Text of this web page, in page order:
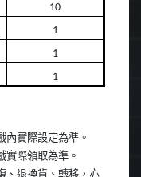
10
1
1
1
實際設定為準。
實際領取為準。